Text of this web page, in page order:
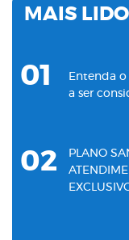
MAIS
01
Entenda o
a ser
02
PLANO